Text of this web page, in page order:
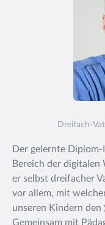
Dreifach-
Der gelernte Diplom-
Bereich der digitalen
er selbst dreifacher
vor allem, mit
unseren Kindern den
Gemeinsam mit